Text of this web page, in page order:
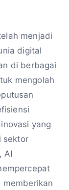
menjadi
digital
di berbagai
mengolah
yang
sektor
AI
memberikan